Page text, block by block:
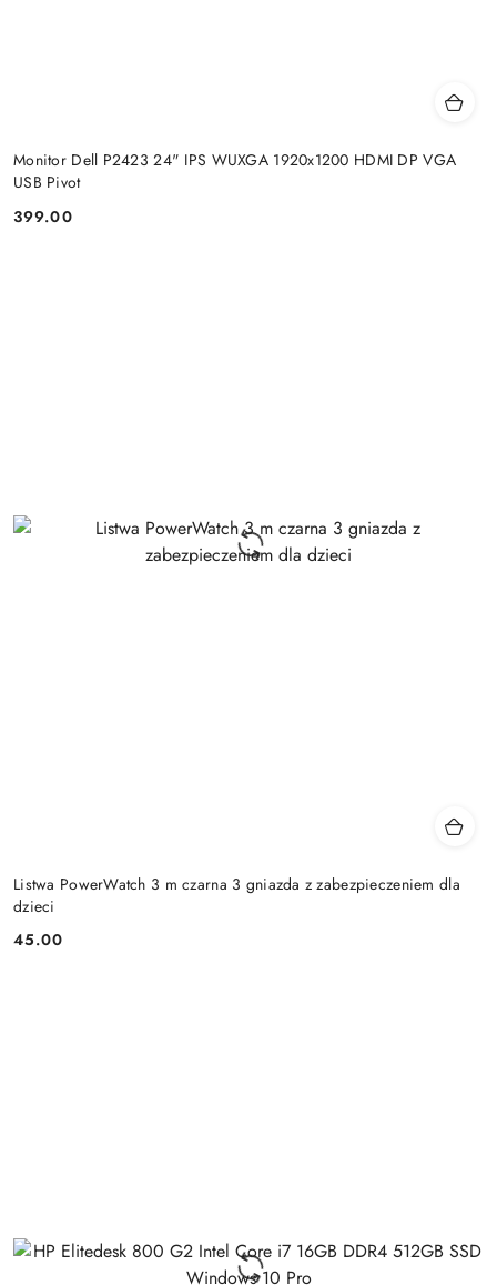
Monitor Dell P2423 24" IPS WUXGA 1920x1200 HDMI DP VGA
USB Pivot
Cena:
399.00
Listwa PowerWatch 3 m czarna 3 gniazda z zabezpieczeniem dla
dzieci
Cena:
45.00